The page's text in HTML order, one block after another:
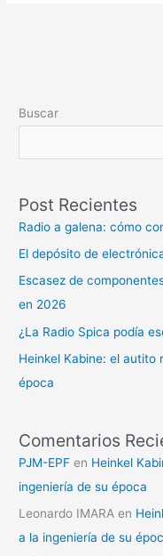
Buscar
Post Recientes
Radio a galena: cómo
El depósito de
Escasez de
en 2026
¿La Radio Spica podía
Heinkel Kabine: el autito
época
Comentarios
PJM-EPF en Heinkel
ingeniería de su época
Leonardo IMARA en
a la ingeniería de su